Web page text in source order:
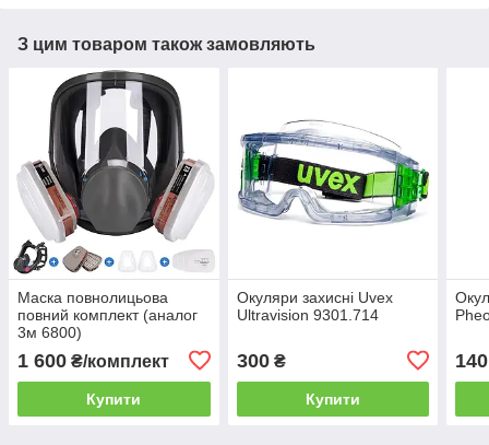
З цим товаром також замовляють
Маска повнолицьова
повний комплект (аналог
3м 6800)
1 600 ₴/комплект
Купити
Окуляри захисні Uvex
Ultravision 9301.714
300₴
Купити
140